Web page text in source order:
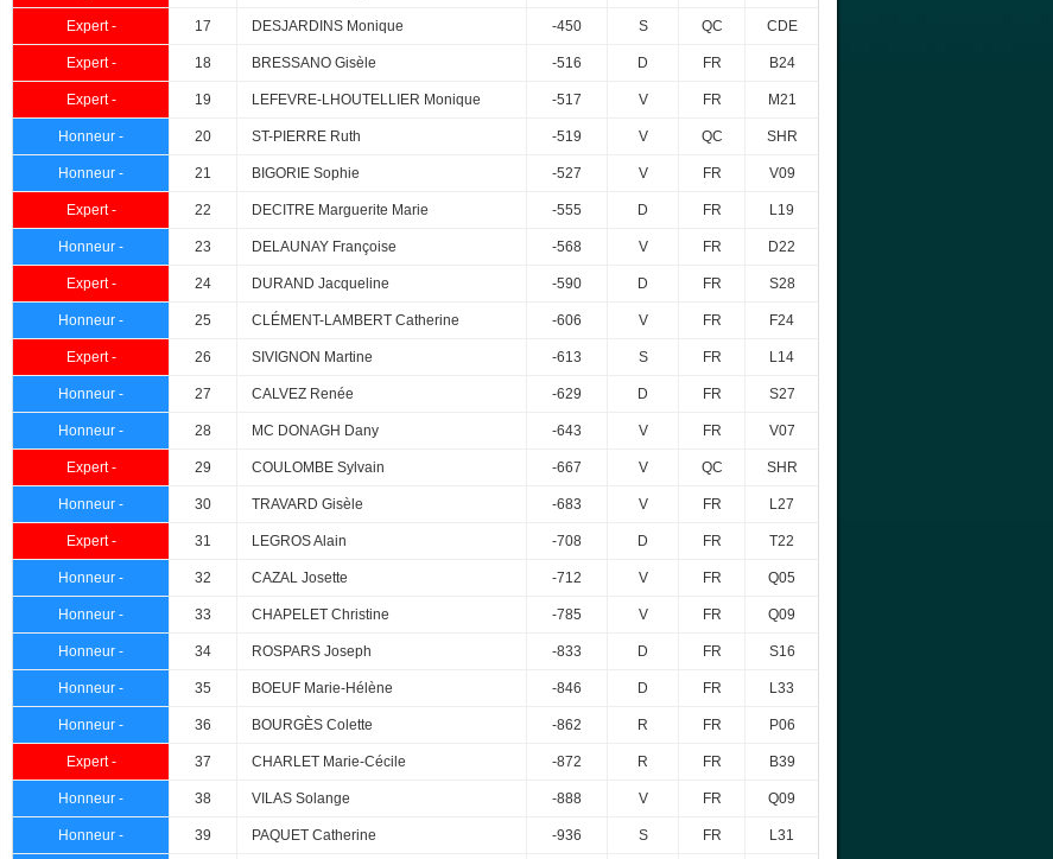
Expert - 17 DESJARDINS Monique -450 S QC CDE
Expert - 18 BRESSANO Gisèle -516 D FR B24
Expert - 19 LEFEVRE-LHOUTELLIER Monique -517 V FR M21
Honneur - 20 ST-PIERRE Ruth -519 V QC SHR
Honneur - 21 BIGORIE Sophie -527 V FR V09
Expert - 22 DECITRE Marguerite Marie -555 D FR L19
Honneur - 23 DELAUNAY Françoise -568 V FR D22
Expert - 24 DURAND Jacqueline -590 D FR S28
Honneur - 25 CLÉMENT-LAMBERT Catherine -606 V FR F24
Expert - 26 SIVIGNON Martine -613 S FR L14
Honneur - 27 CALVEZ Renée -629 D FR S27
Honneur - 28 MC DONAGH Dany -643 V FR V07
Expert - 29 COULOMBE Sylvain -667 V QC SHR
Honneur - 30 TRAVARD Gisèle -683 V FR L27
Expert - 31 LEGROS Alain -708 D FR T22
Honneur - 32 CAZAL Josette -712 V FR Q05
Honneur - 33 CHAPELET Christine -785 V FR Q09
Honneur - 34 ROSPARS Joseph -833 D FR S16
Honneur - 35 BOEUF Marie-Hélène -846 D FR L33
Honneur - 36 BOURGÈS Colette -862 R FR P06
Expert - 37 CHARLET Marie-Cécile -872 R FR B39
Honneur - 38 VILAS Solange -888 V FR Q09
Honneur - 39 PAQUET Catherine -936 S FR L31